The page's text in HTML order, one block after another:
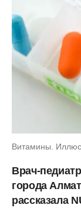
Витамины.
Врач-
города
рассказала